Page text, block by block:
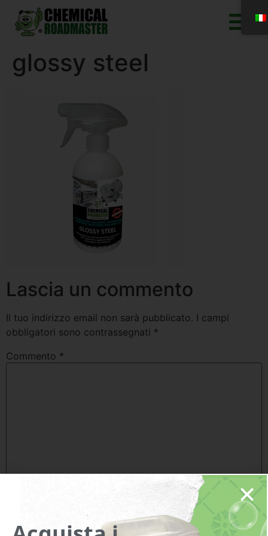
glossy steel
Lascia un commento
Il tuo indirizzo email non sarà pubblicato. I campi
obbligatori sono contrassegnati *
Commento *